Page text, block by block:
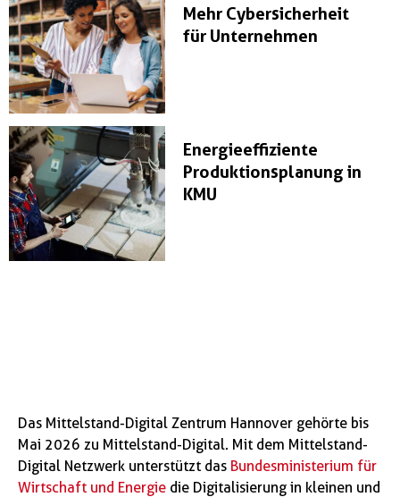
Mehr Cybersicherheit
für Unternehmen
Energieeffiziente
Produktionsplanung in
KMU
Das Mittelstand-Digital Zentrum Hannover gehörte bis
Mai 2026 zu Mittelstand-Digital. Mit dem Mittelstand-
Digital Netzwerk unterstützt das Bundesministerium für
Wirtschaft und Energie die Digitalisierung in kleinen und